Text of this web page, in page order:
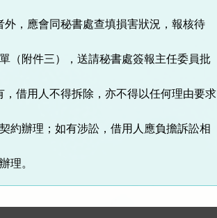
，應會同秘書處查填損害狀況，報核待
（附件三），送請秘書處簽報主任委員批
借用人不得拆除，亦不得以任何理由要求
約辦理；如有涉訟，借用人應負擔訴訟相
理。